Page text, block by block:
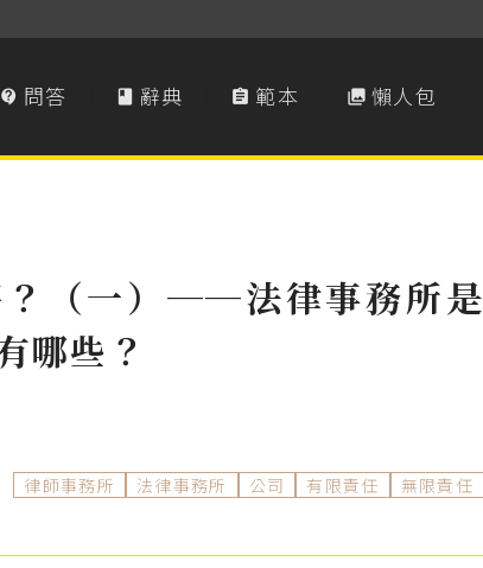
 問答  辭典  範本  懶人包
？（一）──法律事務所是
哪些？
律師事務所 法律事務所 公司 有限責任 無限責任